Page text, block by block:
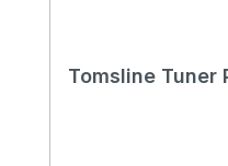
Tomsline Tuner